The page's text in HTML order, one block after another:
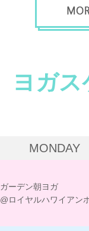
ヨガ
MONDAY
ガーデン朝ヨガ
@ロイヤルハワイアン